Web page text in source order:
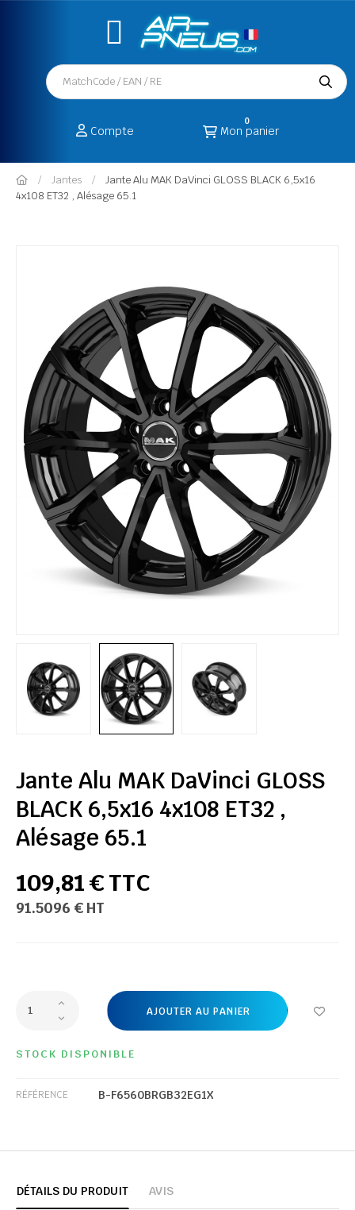
Compte Mon panier
0
Jantes
Jante Alu MAK DaVinci GLOSS BLACK 6,5x16
4x108 ET32 , Alésage 65.1
Jante Alu MAK DaVinci GLOSS
BLACK 6,5x16 4x108 ET32 ,
Alésage 65.1
109,81 € TTC
91.5096 € HT
AJOUTER AU PANIER
STOCK DISPONIBLE
RÉFÉRENCE B-F6560BRGB32EG1X
DÉTAILS DU PRODUIT AVIS